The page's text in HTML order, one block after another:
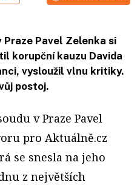
Praze Pavel Zelenka si
korupční kauzu Davida
vysloužil vlnu kritiky.
postoj.
v Praze Pavel
pro Aktuálně.cz
se snesla na jeho
z největších